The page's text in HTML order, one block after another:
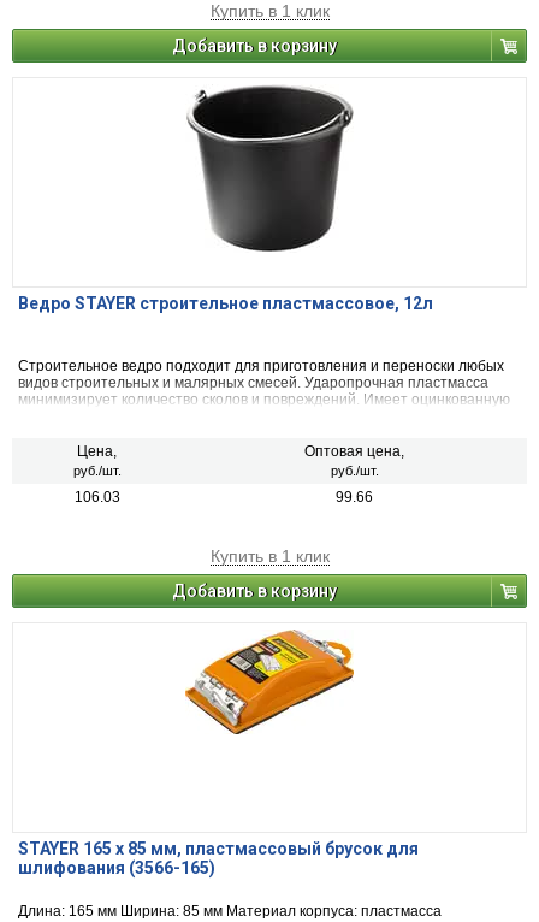
Купить в 1 клик
Добавить в корзину
Ведро STAYER строительное пластмассовое, 12л
Строительное ведро подходит для приготовления и переноски любых
видов строительных и малярных смесей. Ударопрочная пластмасса
минимизирует количество сколов и повреждений. Имеет оцинкованную
Цена,
руб./шт.
Оптовая цена,
руб./шт.
106.03 99.66
Купить в 1 клик
Добавить в корзину
STAYER 165 x 85 мм, пластмассовый брусок для
шлифования (3566-165)
Длина: 165 мм Ширина: 85 мм Материал корпуса: пластмасса